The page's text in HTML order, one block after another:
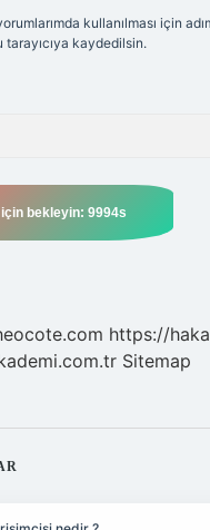
kullanılması için
tarayıcıya kaydedilsin.
https://
Sitemap